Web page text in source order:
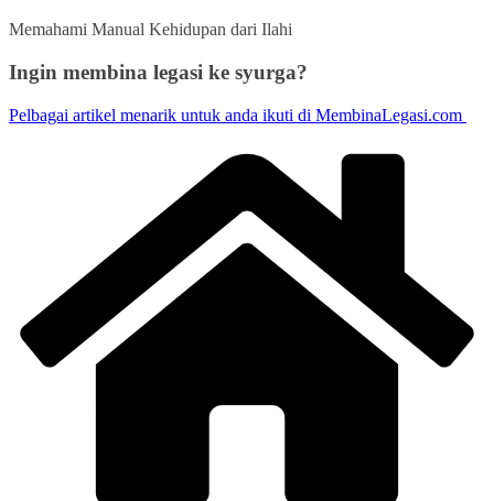
Memahami Manual Kehidupan dari Ilahi
Ingin membina legasi ke syurga?
Pelbagai artikel menarik untuk anda ikuti di MembinaLegasi.com